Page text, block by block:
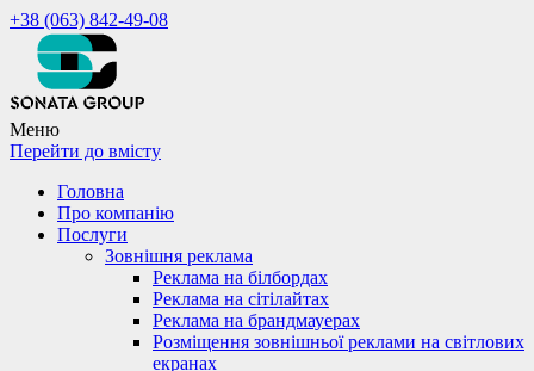
+38 (063) 842-49-08
Меню
Перейти до вмісту
Головна
Про компанію
Послуги
Зовнішня реклама
Реклама на білбордах
Реклама на сітілайтах
Реклама на брандмауерах
Розміщення зовнішньої реклами на світлових
екранах